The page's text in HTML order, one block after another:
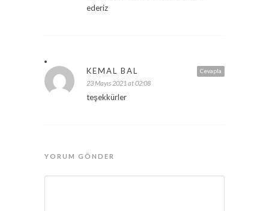
ederiz
Cevapla
KEMAL BAL
23 Mayıs 2021 at 02:08
teşekkürler
YORUM GÖNDER